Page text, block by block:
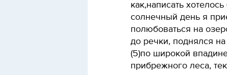
как,написать
солнечный день я
полюбоваться на
до речки, поднялся на
(5)по широкой
прибрежного леса,